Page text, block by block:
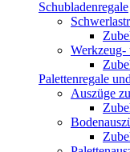
Schubladenregale
Werkzeug-
Palettenregale
Auszüge